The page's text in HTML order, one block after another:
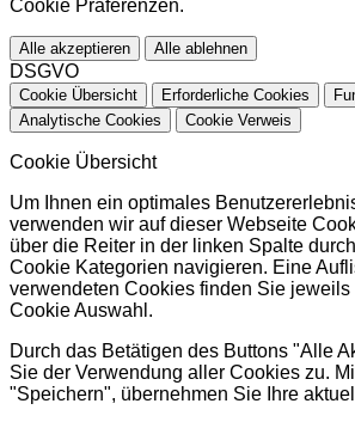
Cookie Präferenzen.
Alle akzeptieren Alle ablehnen
DSGVO
Cookie Übersicht Erforderliche Cookies
Analytische Cookies
Cookie Verweis
Cookie Übersicht
Um Ihnen ein optimales
verwenden wir auf dieser Webseite
über die Reiter in der linken Spalte
Cookie Kategorien navigieren. Eine
verwendeten Cookies finden Sie jeweils
Cookie Auswahl.
Durch das Betätigen des Buttons "Alle
Sie der Verwendung aller Cookies zu.
"Speichern", übernehmen Sie Ihre